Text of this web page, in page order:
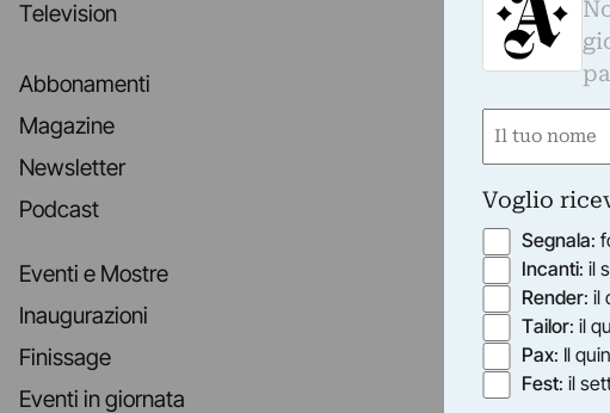
Television
Abbonamenti
Magazine
Newsletter
Podcast
Eventi e Mostre
Inaugurazioni
Finissage
Eventi in giornata
Nome
Voglio
Segnala:
Incanti: il
Render: il
Tailor: il
Pax: Il
Fest: il